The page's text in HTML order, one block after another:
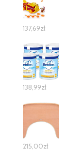
137,69zł
138,99zł
215,00zł